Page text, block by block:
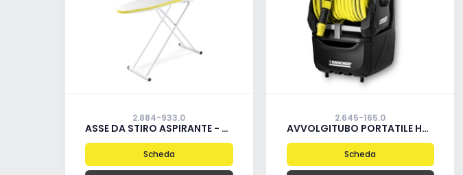
2.884-933.0
ASSE DA STIRO ASPIRANTE - SOFFIANTE
Scheda
2.645-165.0
AVVOLGITUBO PORTATILE HR 7.315 CON CASSETTO PORTAOGGETTI.
Scheda